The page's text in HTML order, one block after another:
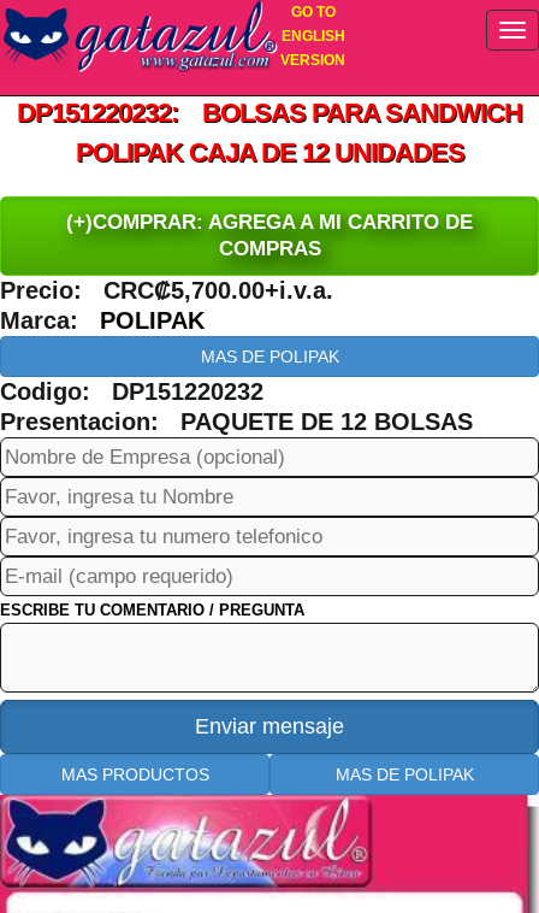
GO TO
ENGLISH
VERSION
DP151220232: BOLSAS PARA SANDWICH
POLIPAK CAJA DE 12 UNIDADES
(+)COMPRAR: AGREGA A MI CARRITO DE
COMPRAS
Precio: CRC₡5,700.00+i.v.a.
Marca: POLIPAK
MAS DE POLIPAK
Codigo: DP151220232
Presentacion: PAQUETE DE 12 BOLSAS
ESCRIBE TU COMENTARIO / PREGUNTA
MAS PRODUCTOS MAS DE POLIPAK